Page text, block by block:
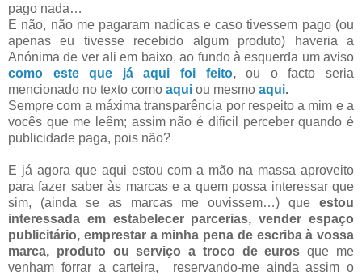
pago nada…
E não, não me pagaram nadicas e caso tivessem pago (ou
apenas eu tivesse recebido algum produto) haveria a
Anónima de ver ali em baixo, ao fundo à esquerda um aviso
como este que já aqui foi feito,ou o facto seria
mencionado no texto como aqui ou mesmo aqui.
Sempre com a máxima transparência por respeito a mim e a
vocês que me leêm; assim não é dificil perceber quando é
publicidade paga, pois não?
E já agora que aqui estou com a mão na massa aproveito
para fazer saber às marcas e a quem possa interessar que
sim, (ainda se as marcas me ouvissem…) que estou
interessada em estabelecer parcerias, vender espaço
publicitário, emprestar a minha pena de escriba à vossa
marca, produto ou serviço a troco de euros que me
venham forrar a carteira, reservando-me ainda assim o